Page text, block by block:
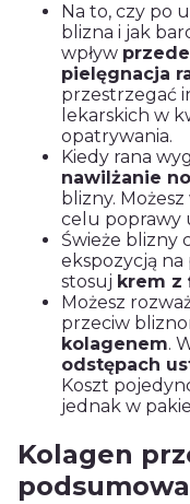
Na to, czy po
blizna i jak
wpływ
pielęgnacja
przestrzegać
lekarskich w
opatrywania.
Kiedy rana
nawilżanie
blizny.
celu poprawy
Świeże blizny
ekspozycją na
stosuj krem z
Możesz
przeciw
kolagenem.
odstępach
Koszt
jednak w
Kolagen